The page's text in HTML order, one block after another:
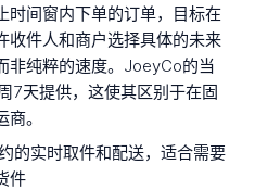
时间窗内下单的订单，目标在
收件人和商户选择具体的未来
非纯粹的速度。JoeyCo的当
7天提供，这使其区别于在固
。
的实时取件和配送，适合需要
件